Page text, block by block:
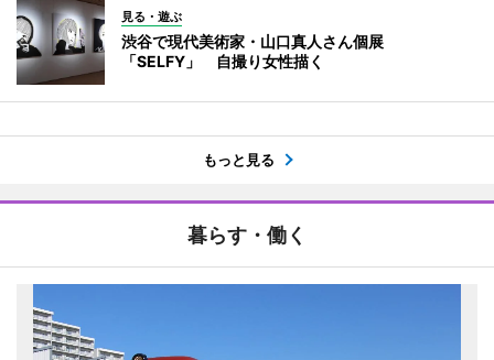
見る・遊ぶ
渋谷で現代美術家・山口真人さん個展
「SELFY」 自撮り女性描く
もっと見る
暮らす・働く